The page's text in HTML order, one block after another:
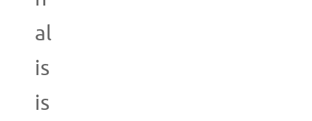
al
is
is